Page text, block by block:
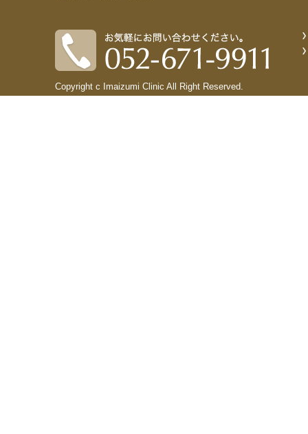
Copyright c Imaizumi Clinic All Right Reserved.